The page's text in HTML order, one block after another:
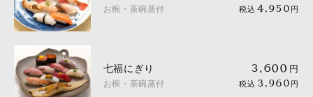
お椀・茶碗蒸付 税込 4,950 円
七福にぎり
お椀・茶碗蒸付
3,600 円
税込 3,960 円